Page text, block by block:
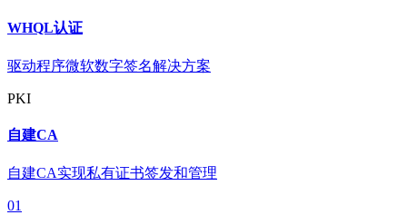
WHQL认证
驱动程序微软数字签名解决方案
PKI
自建CA
自建CA实现私有证书签发和管理
01